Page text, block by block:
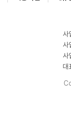
사
사
사
대